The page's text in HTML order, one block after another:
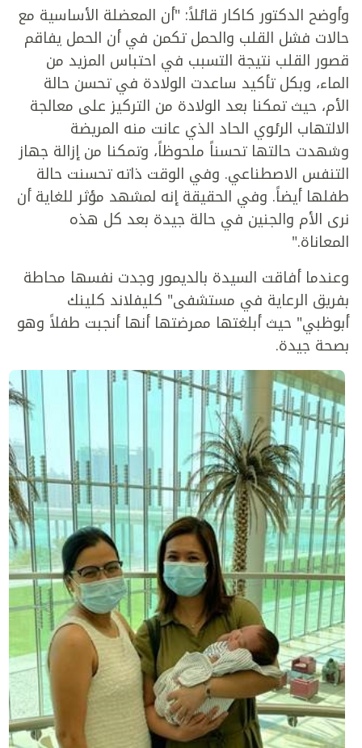
وأوضح الدكتور كاكار قائلاً: "أن المعضلة الأساسية مع
حالات فشل القلب والحمل تكمن في أن الحمل يفاقم
قصور القلب نتيجة التسبب في احتباس المزيد من
الماء، وبكل تأكيد ساعدت الولادة في تحسن حالة
الأم، حيث تمكنا بعد الولادة من التركيز على معالجة
الالتهاب الرئوي الحاد الذي عانت منه المريضة
وشهدت حالتها تحسناً ملحوظاً، وتمكنا من إزالة جهاز
التنفس الاصطناعي. وفي الوقت ذاته تحسنت حالة
طفلها أيضاً. وفي الحقيقة إنه لمشهد مؤثر للغاية أن
نرى الأم والجنين في حالة جيدة بعد كل هذه
المعاناة."
وعندما أفاقت السيدة بالديمور وجدت نفسها محاطة
بفريق الرعاية في مستشفى" كليفلاند كلينك
أبوظبي" حيث أبلغتها ممرضتها أنها أنجبت طفلاً وهو
بصحة جيدة.